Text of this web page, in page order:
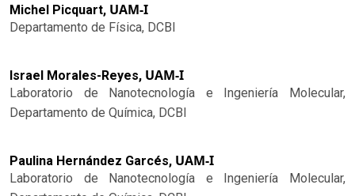
Michel Picquart, UAM-I
Departamento de Física, DCBI
Israel Morales-Reyes, UAM-I
Laboratorio de Nanotecnología e Ingeniería Molecular,
Departamento de Química, DCBI
Paulina Hernández Garcés, UAM-I
Laboratorio de Nanotecnología e Ingeniería Molecular,